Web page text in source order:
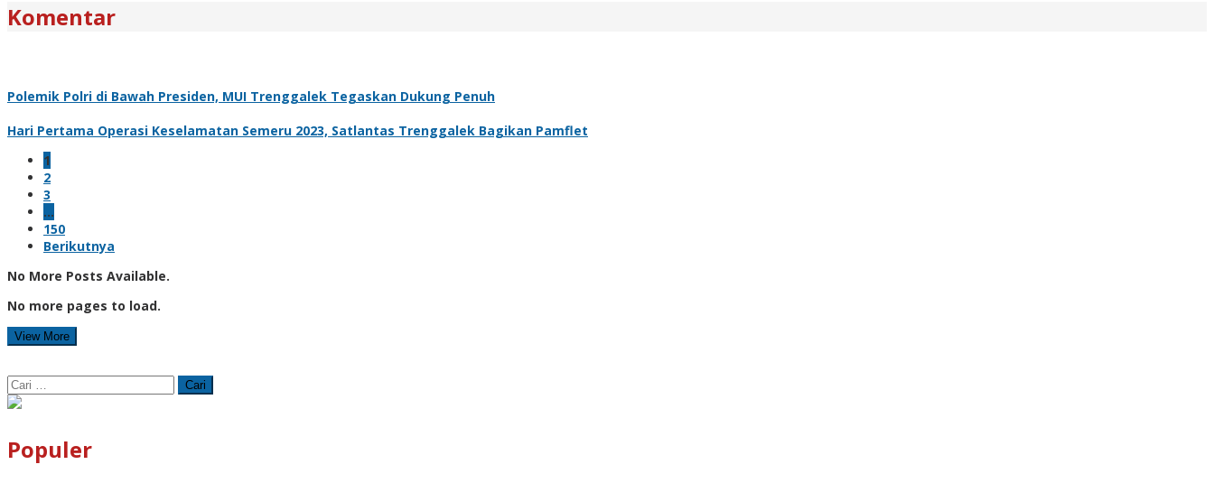
Komentar
Polemik Polri di Bawah Presiden, MUI Trenggalek Tegaskan Dukung Penuh
Hari Pertama Operasi Keselamatan Semeru 2023, Satlantas Trenggalek Bagikan Pamflet
1
2
3
…
150
Berikutnya
No More Posts Available.
No more pages to load.
View More
Cari
untuk:
Populer